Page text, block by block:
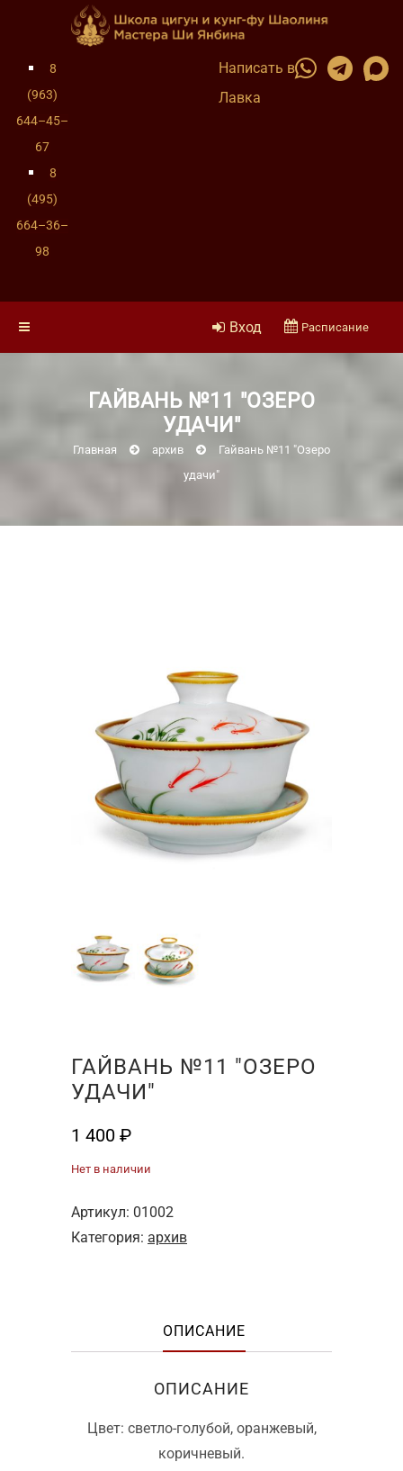
8
(963)
644–45–
67
8
(495)
664–36–
98
Написать в
Лавка
Вход Расписание
ГАЙВАНЬ №11 "ОЗЕРО
УДАЧИ"
Главная архив
Гайвань №11 "Озеро
удачи"
ГАЙВАНЬ №11 "ОЗЕРО
УДАЧИ"
1 400 ₽
Нет в наличии
Артикул: 01002
Категория: архив
ОПИСАНИЕ
ОПИСАНИЕ
Цвет: светло-голубой, оранжевый,
коричневый.